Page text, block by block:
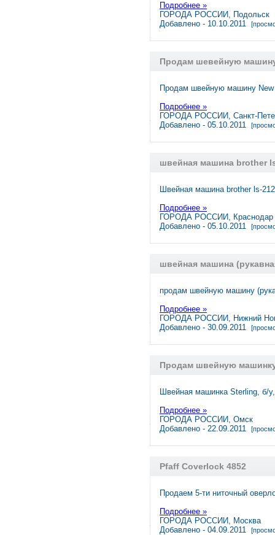
Подробнее »
ГОРОДА РОССИИ, Подольск
Добавлено - 10.10.2011
Продам шевейную машину
Продам швейную машину
Подробнее »
ГОРОДА РОССИИ, Санкт-
Добавлено - 05.10.2011
швейная машина brother
Швейная машина brother ls-
Подробнее »
ГОРОДА РОССИИ, Краснодар
Добавлено - 05.10.2011
швейная машина
продам швейную машину
Подробнее »
ГОРОДА РОССИИ, Нижний
Добавлено - 30.09.2011
Продам швейную
Швейная машинка Sterling, б/
Подробнее »
ГОРОДА РОССИИ, Омск
Добавлено - 22.09.2011
Pfaff Coverlock 4852
Продаем 5-ти ниточный
Подробнее »
ГОРОДА РОССИИ, Москва
Добавлено - 04.09.2011